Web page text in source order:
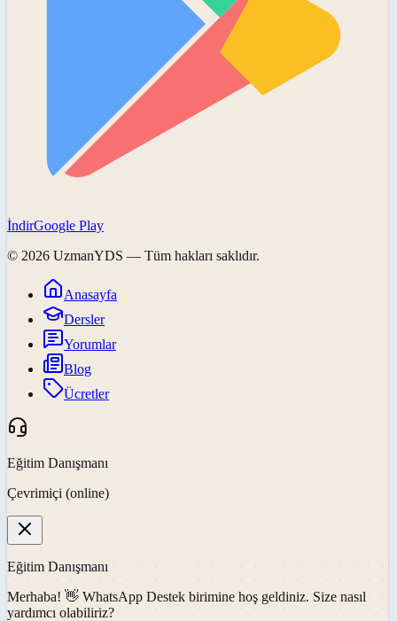
İndirGoogle Play
© 2026 UzmanYDS — Tüm hakları saklıdır.
Anasayfa
Dersler
Yorumlar
Blog
Ücretler
Eğitim Danışmanı
Çevrimiçi (online)
Eğitim Danışmanı
Merhaba! 👋 WhatsApp Destek birimine hoş geldiniz. Size nasıl
yardımcı olabiliriz?